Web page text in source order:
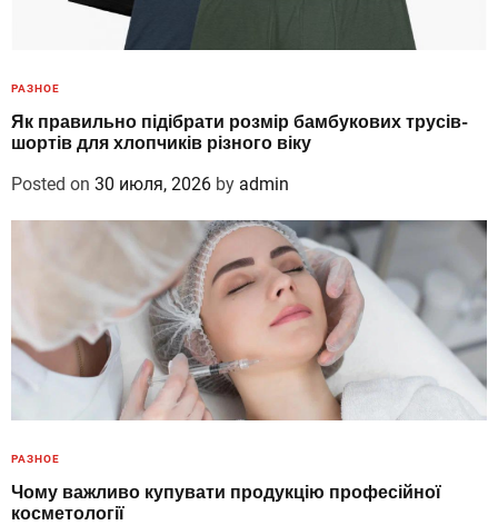
РАЗНОЕ
Як правильно підібрати розмір бамбукових трусів-
шортів для хлопчиків різного віку
Posted on 30 июля, 2026 by admin
РАЗНОЕ
Чому важливо купувати продукцію професійної
косметології